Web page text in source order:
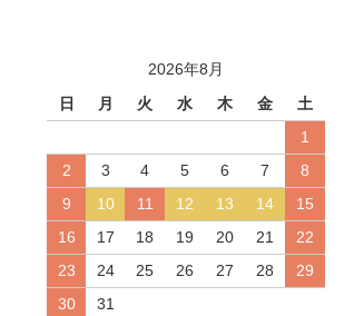
2026年8月
日
月 火 水 木 金
土
1
2
3 4 5 6 7
8
9
10 11 12 13 14
15
16
17 18 19 20 21
22
23
24 25 26 27 28
29
30
31